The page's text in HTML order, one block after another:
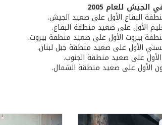
للعام 2005
البقاع الأول على صعيد الجيش.
الأول على صعيد منطقة البقاع.
بيروت الأول على صعيد منطقة بيروت.
الأول على صعيد منطقة جبل لبنان.
على صعيد منطقة الجنوب.
الأول على صعيد منطقة الشمال.